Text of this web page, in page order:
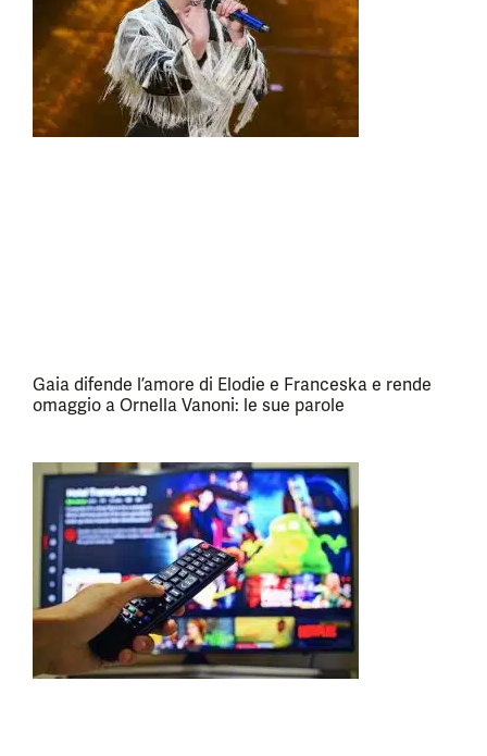
Gaia difende l’amore di Elodie e Franceska e rende
omaggio a Ornella Vanoni: le sue parole